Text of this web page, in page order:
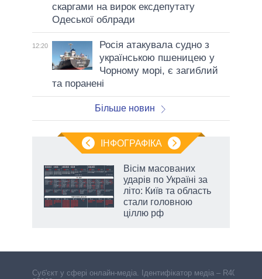
скаргами на вирок ексдепутату
Одеської облради
12:20
Росія атакувала судно з
українською пшеницею у
Чорному морі, є загиблий
та поранені
Більше новин
ІНФОГРАФІКА
Вісім масованих
ударів по Україні за
літо: Київ та область
стали головною
ціллю рф
Cуб'єкт у сфері онлайн-медіа. Ідентифікатор медіа – R40-